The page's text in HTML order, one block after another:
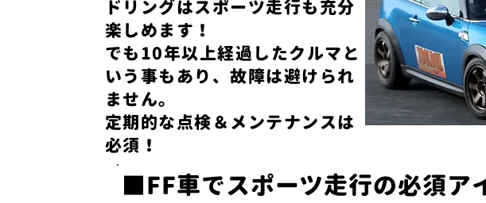
ドリングはスポーツ走行も充分
楽しめます！
でも10年以上経過したクルマと
いう事もあり、故障は避けられ
ません。
​定期的な点検＆メンテナンスは
必須！
■​FF車でスポーツ走行の必須ア